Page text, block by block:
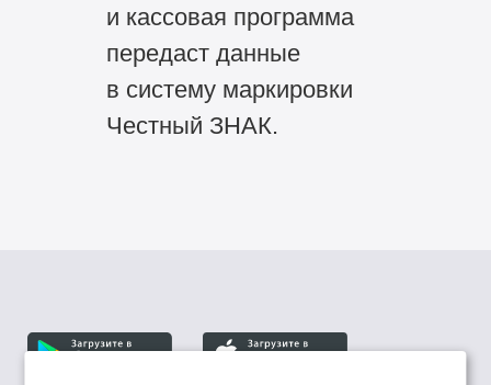
и кассовая программа
передаст данные
в систему маркировки
Честный ЗНАК.